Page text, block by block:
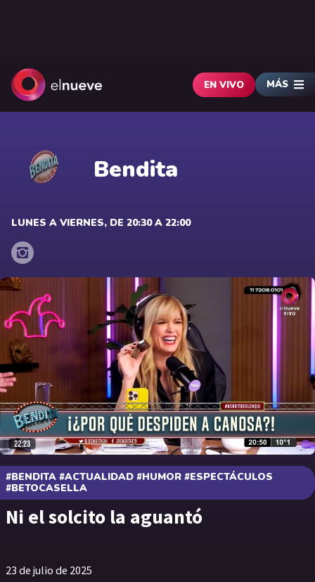
EN VIVO MÁS
Bendita
LUNES A VIERNES, DE 20:30 A 22:00
#BENDITA #ACTUALIDAD #HUMOR #ESPECTÁCULOS
#BETOCASELLA
Ni el solcito la aguantó
23 de julio de 2025